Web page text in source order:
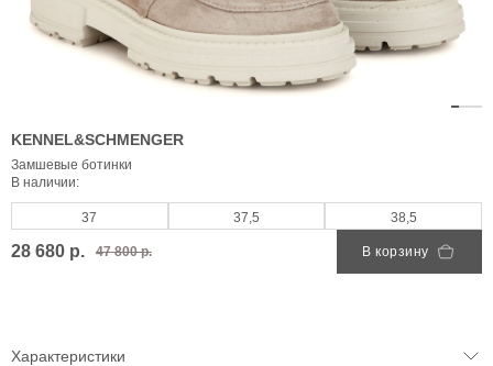
KENNEL&SCHMENGER
Замшевые ботинки
В наличии:
37 37,5 38,5
28 680 р. 47 800 р. В корзину
Характеристики